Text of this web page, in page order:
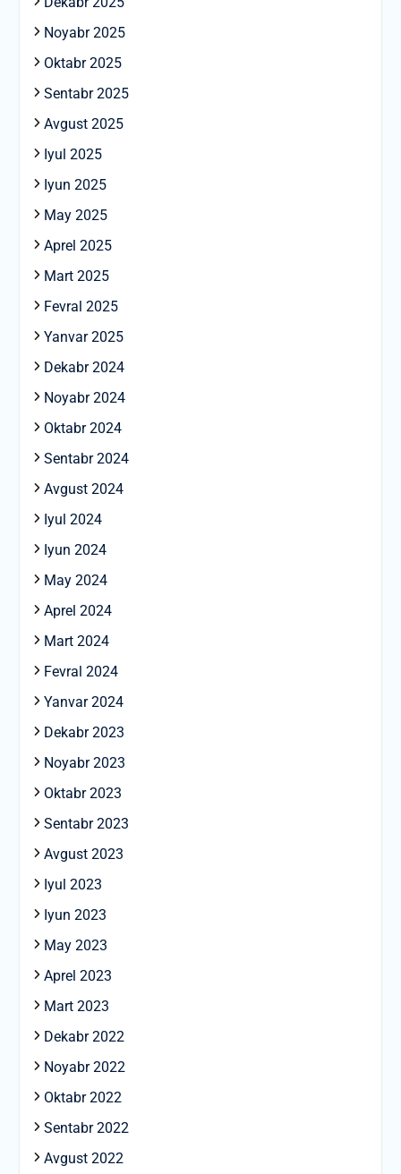
Noyabr 2025
Oktabr 2025
Sentabr 2025
Avgust 2025
Iyul 2025
Iyun 2025
May 2025
Aprel 2025
Mart 2025
Fevral 2025
Yanvar 2025
Dekabr 2024
Noyabr 2024
Oktabr 2024
Sentabr 2024
Avgust 2024
Iyul 2024
Iyun 2024
May 2024
Aprel 2024
Mart 2024
Fevral 2024
Yanvar 2024
Dekabr 2023
Noyabr 2023
Oktabr 2023
Sentabr 2023
Avgust 2023
Iyul 2023
Iyun 2023
May 2023
Aprel 2023
Mart 2023
Dekabr 2022
Noyabr 2022
Oktabr 2022
Sentabr 2022
Avgust 2022